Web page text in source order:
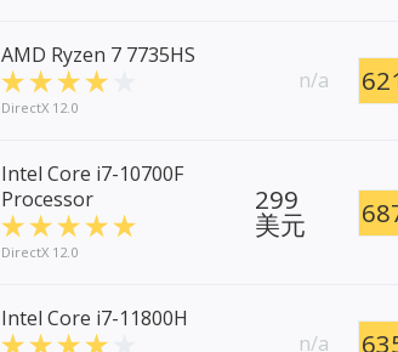
AMD Ryzen 7 7735HS
DirectX 12.0
n/a
Intel Core i7-10700F
Processor
DirectX 12.0
299
美元
Intel Core i7-11800H
n/a